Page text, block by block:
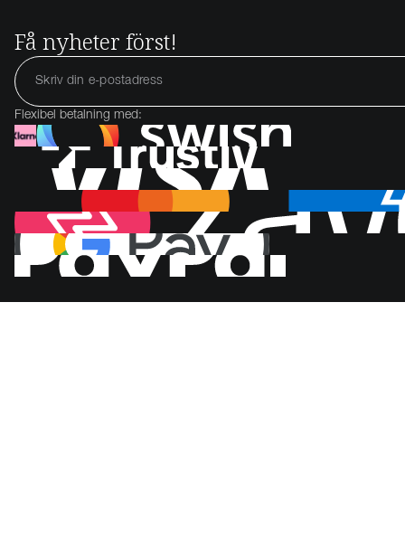
Få nyheter först!
Flexibel betalning med: